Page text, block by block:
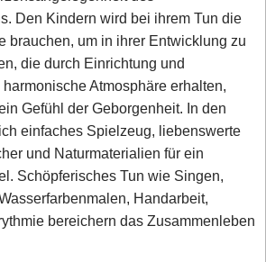
Den Kindern wird bei ihrem Tun die
brauchen, um in ihrer Entwicklung zu
die durch Einrichtung und
Atmosphäre erhalten,
Gefühl der Geborgenheit. In den
einfaches Spielzeug, liebenswerte
und Naturmaterialien für ein
Schöpferisches Tun wie Singen,
Handarbeit,
bereichern das Zusammenleben